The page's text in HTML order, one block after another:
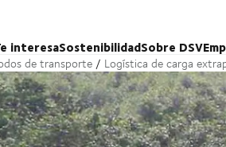
de inicio
interesaSostenibilidadSobre DSV
de transporte Logística de carga